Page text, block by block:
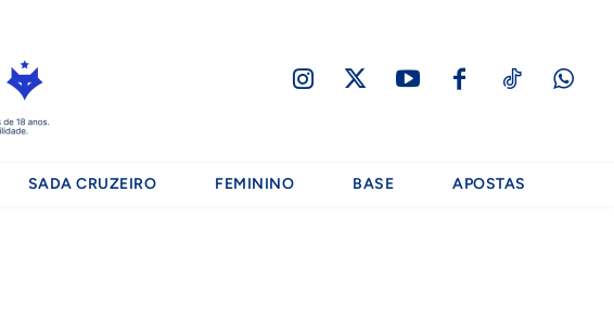
SADA CRUZEIRO FEMININO BASE APOSTAS